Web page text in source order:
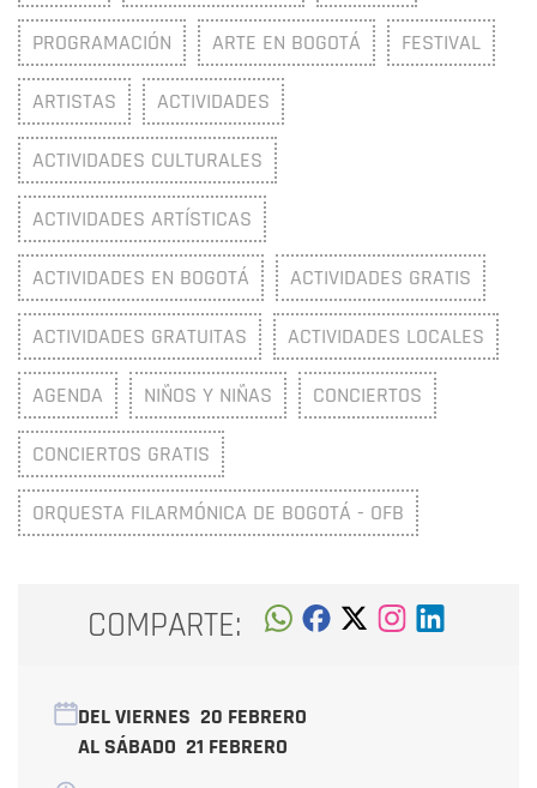
PROGRAMACIÓN ARTE EN BOGOTÁ FESTIVAL
ARTISTAS ACTIVIDADES
ACTIVIDADES CULTURALES
ACTIVIDADES ARTÍSTICAS
ACTIVIDADES EN BOGOTÁ ACTIVIDADES GRATIS
ACTIVIDADES GRATUITAS ACTIVIDADES LOCALES
AGENDA NIÑOS Y NIÑAS CONCIERTOS
CONCIERTOS GRATIS
ORQUESTA FILARMÓNICA DE BOGOTÁ - OFB
COMPARTE:
DEL VIERNES 20 FEBRERO
AL SÁBADO 21 FEBRERO